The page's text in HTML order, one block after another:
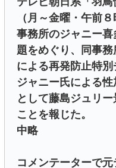
（月～金曜・午前
事務所のジャニー
題をめぐり、同事
による再発防止特
ジャニー氏による
として藤島ジュリ
ことを報じた。
中略
コメンテーターで